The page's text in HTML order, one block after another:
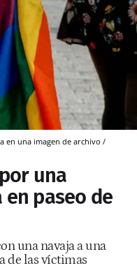
en una imagen de archivo /
una
paseo de
una navaja a una
de las víctimas